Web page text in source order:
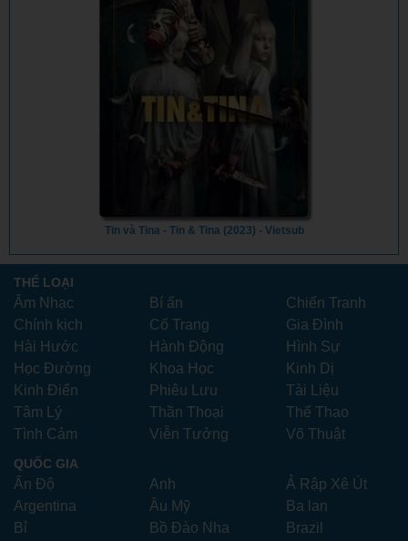
Tin và Tina - Tin & Tina (2023) - Vietsub
THỂ LOẠI
Âm Nhạc Bí ẩn
Chiến Tranh
Chính kịch
Cổ Trang
Gia Đình
Hài Hước
Hành Động
Hình Sự
Học Đường
Khoa Học
Kinh Dị
Kinh Điển
Phiêu Lưu
Tài Liệu
Tâm Lý
Thần Thoại
Thể Thao
Tình Cảm
Viễn Tưởng Võ Thuật
QUỐC GIA
Ấn Độ Anh
Ả Rập Xê Út
Argentina
Âu Mỹ
Ba lan
Bỉ
Bồ Đào Nha Brazil